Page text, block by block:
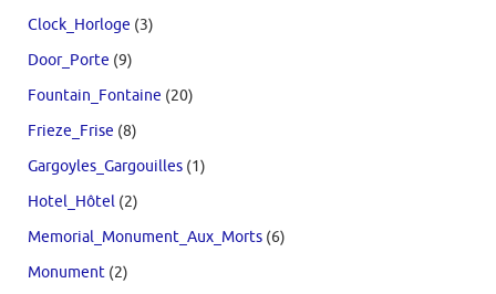
Clock_Horloge (3)
Door_Porte (9)
Fountain_Fontaine (20)
Frieze_Frise (8)
Gargoyles_Gargouilles (1)
Hotel_Hôtel (2)
Memorial_Monument_Aux_Morts (6)
Monument (2)